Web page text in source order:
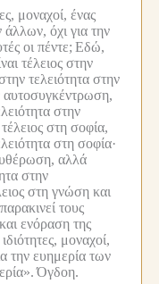
μοναχοί, ένας
άλλων, όχι για την
οι πέντε; Εδώ,
τέλειος στην
τελειότητα στην
αυτοσυγκέντρωση,
στην
τέλειος στη σοφία,
στη σοφία·
αλλά
στην
στη γνώση και
τους
ενόραση της
μοναχοί,
την ευημερία των
Όγδοη.